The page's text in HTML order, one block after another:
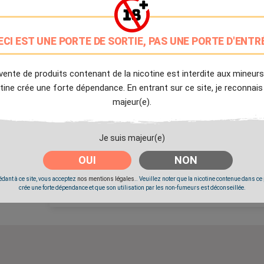
EST UNE PORTE DE SORTIE, PAS UNE PORTE
de produits contenant de la nicotine est interdite aux
crée une forte dépendance. En entrant sur ce site, je
majeur(e).
Je suis majeur(e)
OUI NON
à ce site, vous acceptez nos mentions légales.
. Veuillez noter que la nicotine contenue dans
crée une forte dépendance et que son utilisation par les non-fumeurs est déconseillée.
Avis client de Ciga.fr
à partir de 20€
Commande passée avant 14h